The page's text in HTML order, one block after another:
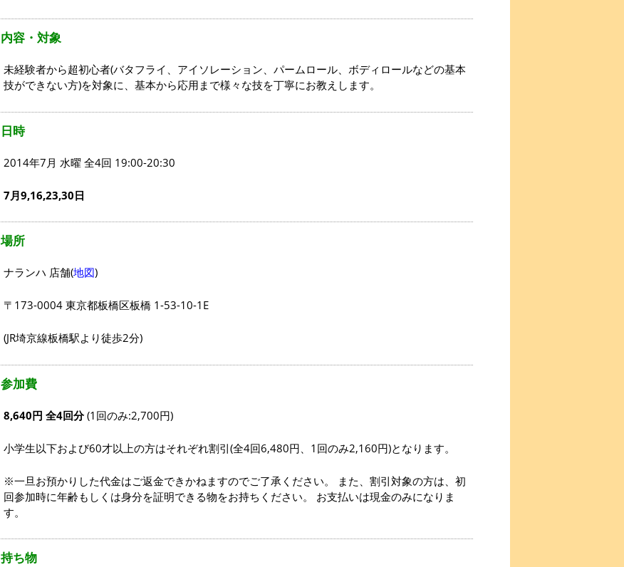
内容・対象
未経験者から超初心者(バタフライ、アイソレーション、パームロール、ボディロールなどの基本
技ができない方)を対象に、基本から応用まで様々な技を丁寧にお教えします。
日時
2014年7月 水曜 全4回 19:00-20:30
7月9,16,23,30日
場所
ナランハ 店舗(地図)
〒173-0004 東京都板橋区板橋 1-53-10-1E
(JR埼京線板橋駅より徒歩2分)
参加費
8,640円 全4回分(1回のみ:2,700円)
小学生以下および60才以上の方はそれぞれ割引(全4回6,480円、1回のみ2,160円)となります。
※一旦お預かりした代金はご返金できかねますのでご了承ください。 また、割引対象の方は、初
回参加時に年齢もしくは身分を証明できる物をお持ちください。 お支払いは現金のみになりま
す。
持ち物